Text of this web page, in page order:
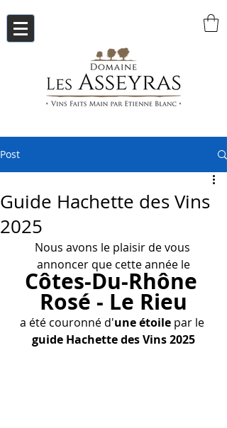
Post
Guide Hachette des Vins
2025
Nous avons le plaisir de vous
annoncer que cette année le
Côtes-Du-Rhône
Rosé - Le Rieu
a été couronné d'une étoile par le
guide Hachette des Vins 2025